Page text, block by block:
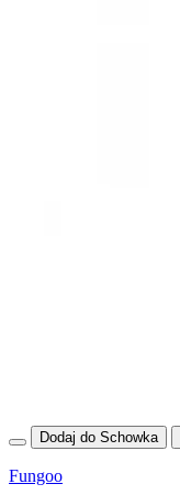
Dodaj do Schowka
Fungoo